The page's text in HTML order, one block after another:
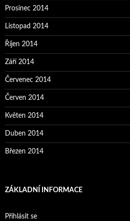
Prosinec 2014
Listopad 2014
Říjen 2014
Září 2014
Červenec 2014
Červen 2014
Květen 2014
Duben 2014
Březen 2014
ZÁKLADNÍ INFORMACE
Přihlásit se